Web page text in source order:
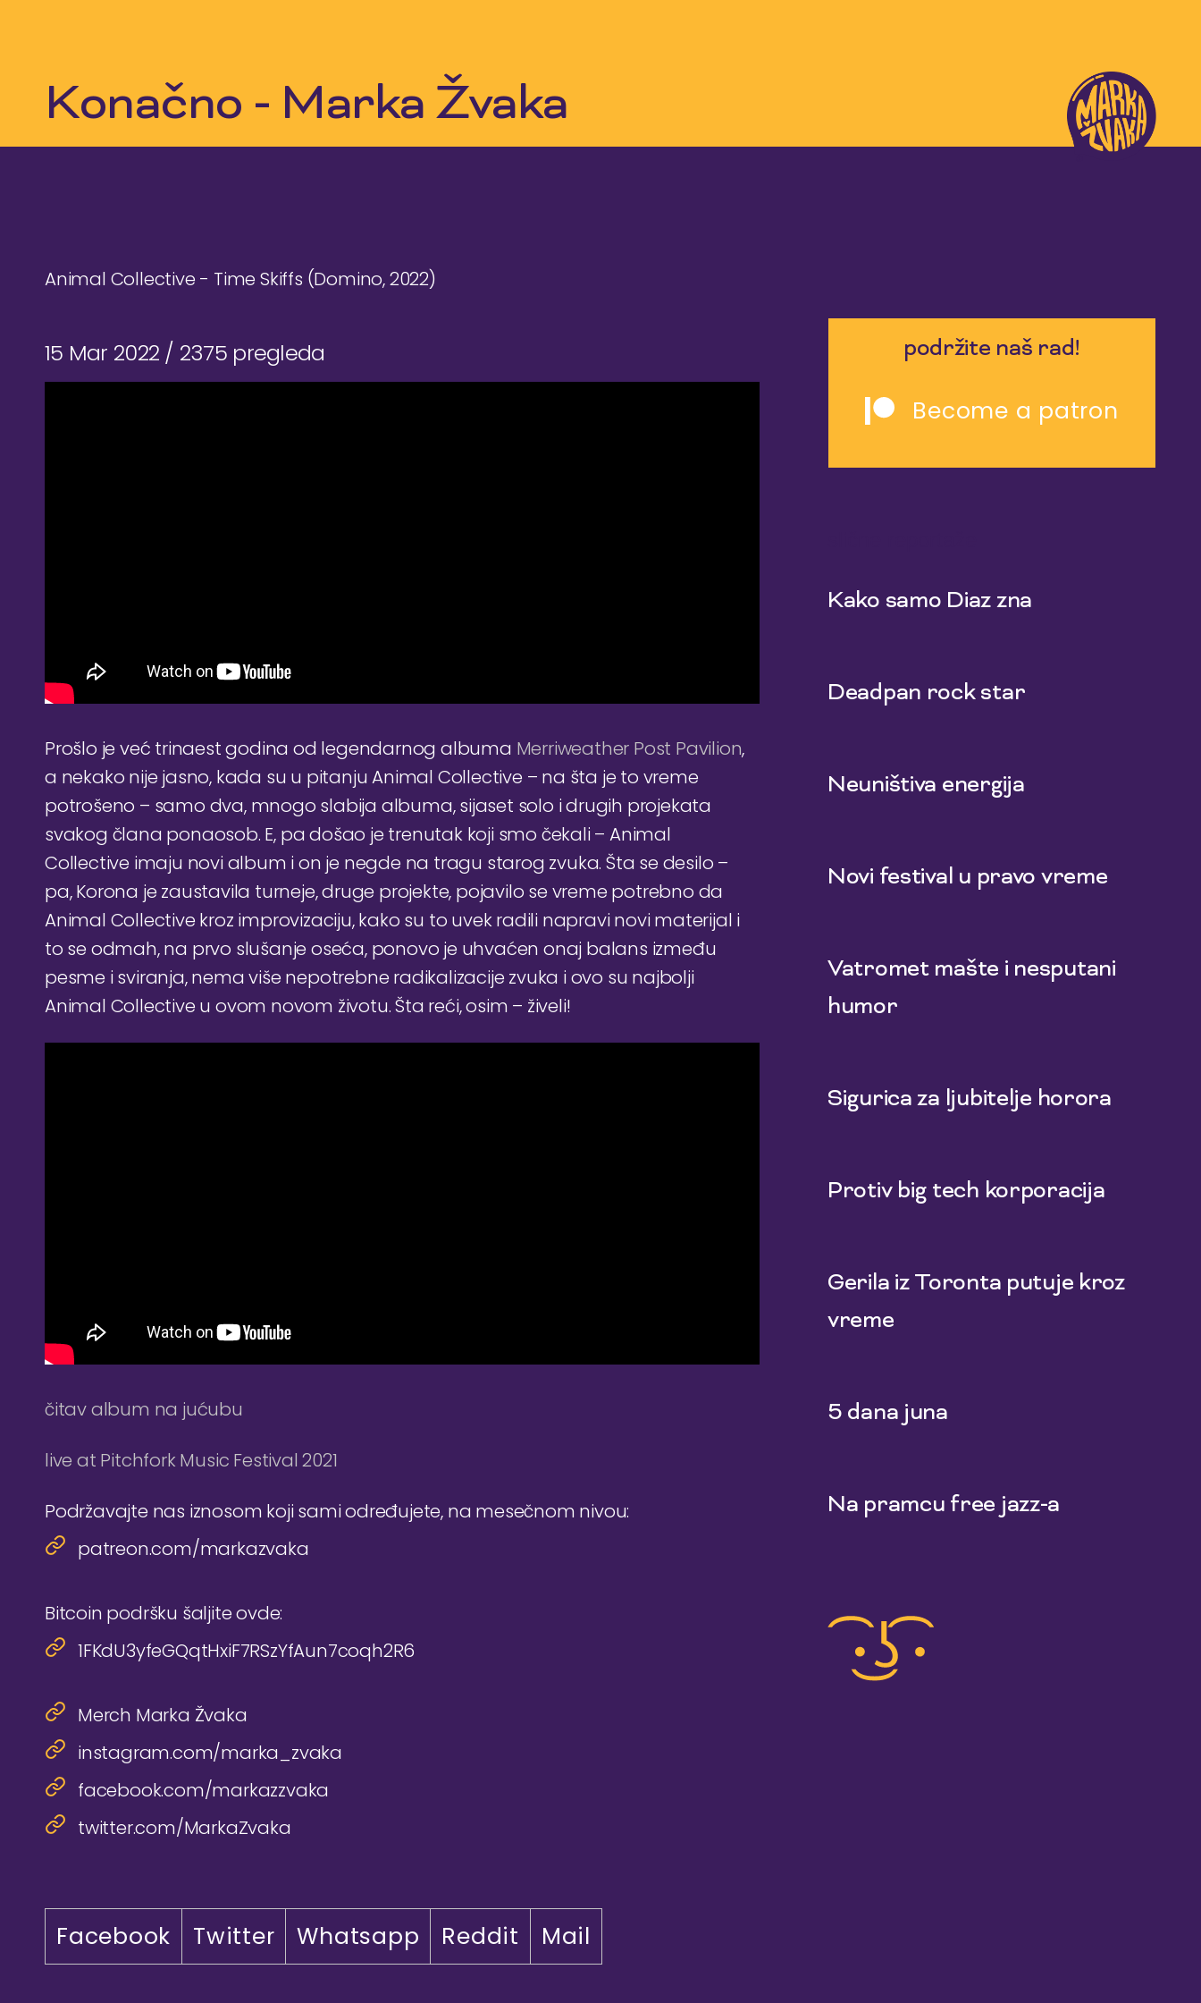
Konačno - Marka Žvaka
Animal Collective - Time Skiffs (Domino, 2022)
15 Mar 2022 / 2375 pregleda
Prošlo je već trinaest godina od legendarnog albuma Merriweather Post Pavilion,
a nekako nije jasno, kada su u pitanju Animal Collective – na šta je to vreme
potrošeno – samo dva, mnogo slabija albuma, sijaset solo i drugih projekata
svakog člana ponaosob. E, pa došao je trenutak koji smo čekali – Animal
Collective imaju novi album i on je negde na tragu starog zvuka. Šta se desilo –
pa, Korona je zaustavila turneje, druge projekte, pojavilo se vreme potrebno da
Animal Collective kroz improvizaciju, kako su to uvek radili napravi novi materijal i
to se odmah, na prvo slušanje oseća, ponovo je uhvaćen onaj balans između
pesme i sviranja, nema više nepotrebne radikalizacije zvuka i ovo su najbolji
Animal Collective u ovom novom životu. Šta reći, osim – živeli!
čitav album na jućubu
live at Pitchfork Music Festival 2021
Podržavajte nas iznosom koji sami određujete, na mesečnom nivou:
patreon.com/markazvaka
Bitcoin podršku šaljite ovde:
1FKdU3yfeGQqtHxiF7RSzYfAun7coqh2R6
Merch Marka Žvaka
instagram.com/marka_zvaka
facebook.com/markazzvaka
twitter.com/MarkaZvaka
Facebook Twitter Whatsapp Reddit Mail
podržite naš rad!
Become a patron
Kako samo Diaz zna
Deadpan rock star
Neuništiva energija
Novi festival u pravo vreme
Vatromet mašte i nesputani
humor
Sigurica za ljubitelje horora
Protiv big tech korporacija
Gerila iz Toronta putuje kroz
vreme
5 dana juna
Na pramcu free jazz-a